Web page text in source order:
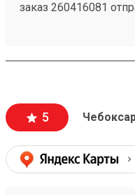
заказ 260416081
5